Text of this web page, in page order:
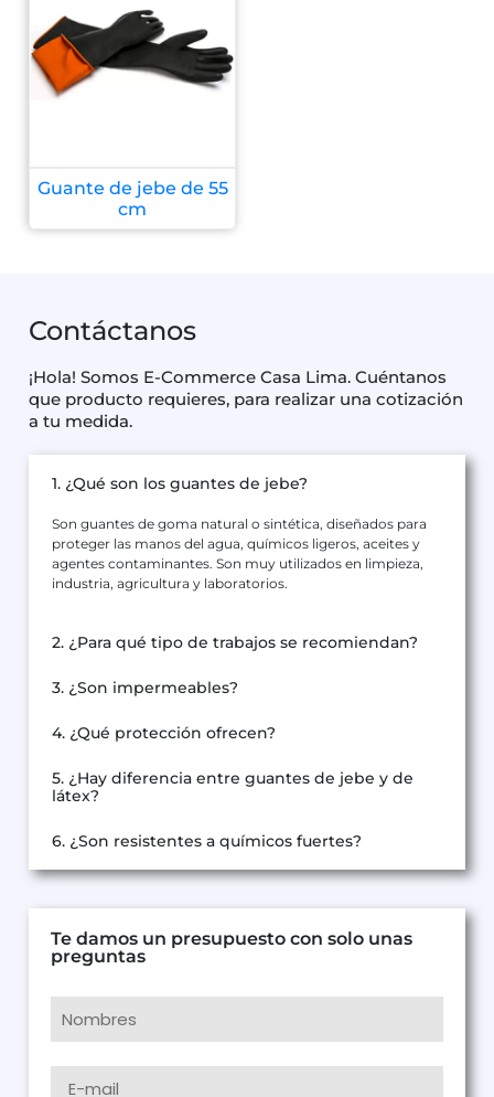
Guante de jebe de 55
cm
Contáctanos
¡Hola! Somos E-Commerce Casa Lima. Cuéntanos
que producto requieres, para realizar una cotización
a tu medida.
1. ¿Qué son los guantes de jebe?
Son guantes de goma natural o sintética, diseñados para
proteger las manos del agua, químicos ligeros, aceites y
agentes contaminantes. Son muy utilizados en limpieza,
industria, agricultura y laboratorios.
2. ¿Para qué tipo de trabajos se recomiendan?
3. ¿Son impermeables?
4. ¿Qué protección ofrecen?
5. ¿Hay diferencia entre guantes de jebe y de
látex?
6. ¿Son resistentes a químicos fuertes?
Te damos un presupuesto con solo unas
preguntas